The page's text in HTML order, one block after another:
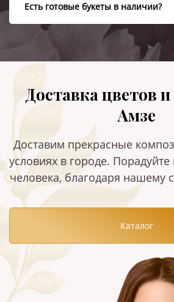
Есть готовые букеты в наличии?
Доставка цветов и
Амзе
Доставим прекрасные
условиях в городе.
человека, благодаря нашему
Каталог